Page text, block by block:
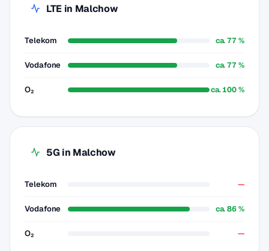
LTE in Malchow
Telekom ca. 77 %
Vodafone ca. 77 %
O₂ ca. 100 %
5G in Malchow
Telekom —
Vodafone ca. 86 %
O₂ —